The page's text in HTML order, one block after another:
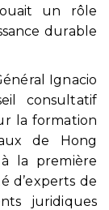
un rôle
durable
Ignacio
consultatif
la formation
de Hong
à la première
d’experts de
juridiques